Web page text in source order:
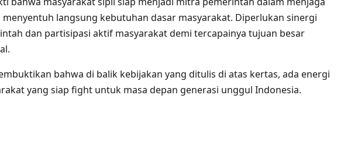
langsung kebutuhan dasar masyarakat. Diperlukan sinergi
dan partisipasi aktif masyarakat demi tercapainya tujuan besar
bahwa di balik kebijakan yang ditulis di atas kertas, ada energi
yang siap fight untuk masa depan generasi unggul Indonesia.